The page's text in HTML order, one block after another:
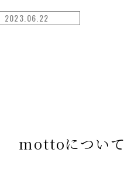
2023.06.22
mottoについて